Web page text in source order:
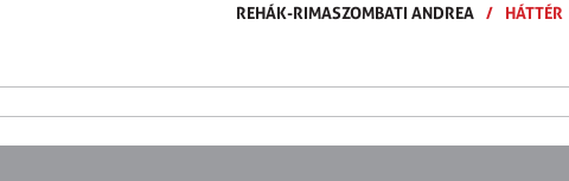
REHÁK-RIMASZOMBATI ANDREA / HÁTTÉR